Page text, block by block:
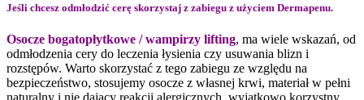
Jeśli chcesz odmłodzić cerę skorzystaj z zabiegu z użyciem Dermapenu.
Osocze bogatopłytkowe / wampirzy lifting, ma wiele wskazań, od
odmłodzenia cery do leczenia łysienia czy usuwania blizn i
rozstępów. Warto skorzystać z tego zabiegu ze względu na
bezpieczeństwo, stosujemy osocze z własnej krwi, materiał w pełni